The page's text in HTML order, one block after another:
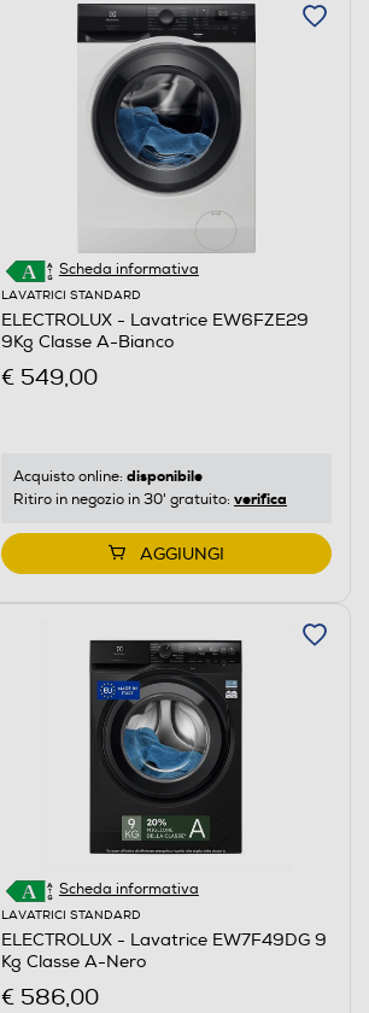
Scheda informativa
LAVATRICI STANDARD
ELECTROLUX - Lavatrice EW6FZE29
9Kg Classe A-Bianco
€ 549,00
Acquisto online: disponibile
Ritiro in negozio in 30' gratuito: verifica
AGGIUNGI
Scheda informativa
LAVATRICI STANDARD
ELECTROLUX - Lavatrice EW7F49DG 9
Kg Classe A-Nero
€ 586,00